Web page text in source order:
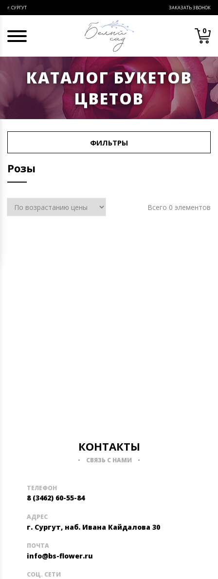
г. СУРГУТ ЗАКАЗАТЬ ЗВОНОК
0
КАТАЛОГ БУКЕТОВ
ЦВЕТОВ
ФИЛЬТРЫ
Розы
Всего 0 элементов
КОНТАКТЫ
СВЯЗЬ С НАМИ
ТЕЛЕФОН
8 (3462) 60-55-84
АДРЕС
г. Сургут, наб. Ивана Кайдалова 30
ПОЧТА
info@bs-flower.ru
СОЦ. СЕТИ